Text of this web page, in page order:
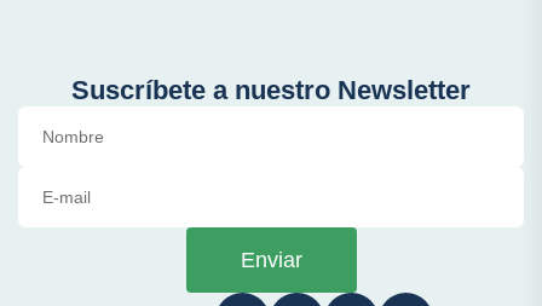
Suscríbete a nuestro Newsletter
Enviar